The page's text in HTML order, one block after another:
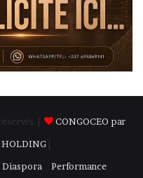
|
CONGOCEO par
|
Diaspora Performance